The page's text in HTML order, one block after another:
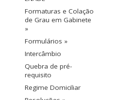
Formaturas e Colação
de Grau em Gabinete
»
Formulários »
Intercâmbio
Quebra de pré-
requisito
Regime Domiciliar